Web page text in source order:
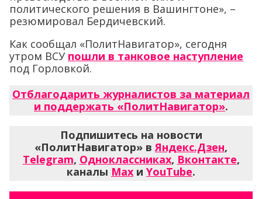
политического решения в Вашингтоне», –
резюмировал Бердичевский.
Как сообщал «ПолитНавигатор», сегодня
утром ВСУ пошли в танковое наступление
под Горловкой.
Отблагодарить журналистов за материал
и поддержать «ПолитНавигатор».
Подпишитесь на новости
«ПолитНавигатор» в Яндекс.Дзен,
Telegram, Одноклассниках, Вконтакте,
каналы Max и YouTube.